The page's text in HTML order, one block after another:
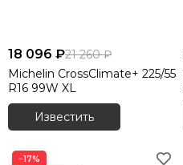
18 096 ₽21 260 ₽
Michelin CrossClimate+ 225/55
R16 99W XL
Известить
−17%